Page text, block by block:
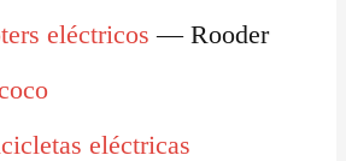
eléctricos — Rooder
eléctricas